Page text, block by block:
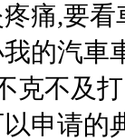
痛,要
的汽車
克不及
申请的